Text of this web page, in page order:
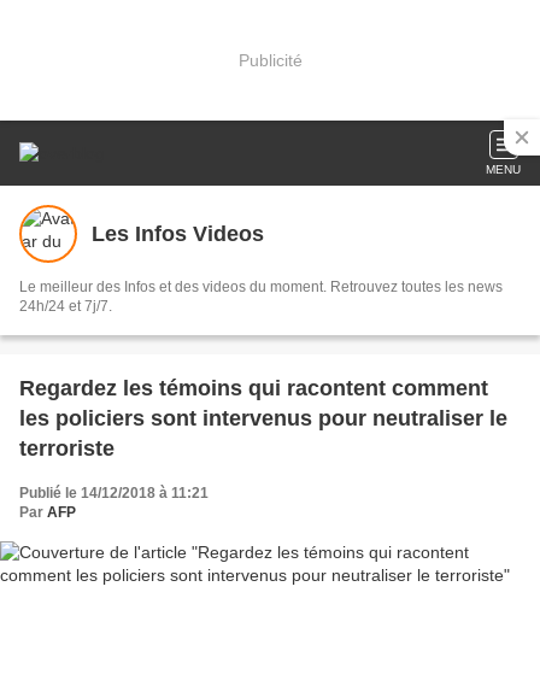
Publicité
MENU
Les Infos Videos
Le meilleur des Infos et des videos du moment. Retrouvez toutes les news
24h/24 et 7j/7.
Regardez les témoins qui racontent comment
les policiers sont intervenus pour neutraliser le
terroriste
Publié le 14/12/2018 à 11:21
Par AFP